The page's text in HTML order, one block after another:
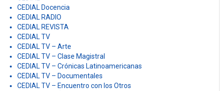
CEDIAL Docencia
CEDIAL RADIO
CEDIAL REVISTA
CEDIAL TV
CEDIAL TV – Arte
CEDIAL TV – Clase Magistral
CEDIAL TV – Crónicas Latinoamericanas
CEDIAL TV – Documentales
CEDIAL TV – Encuentro con los Otros